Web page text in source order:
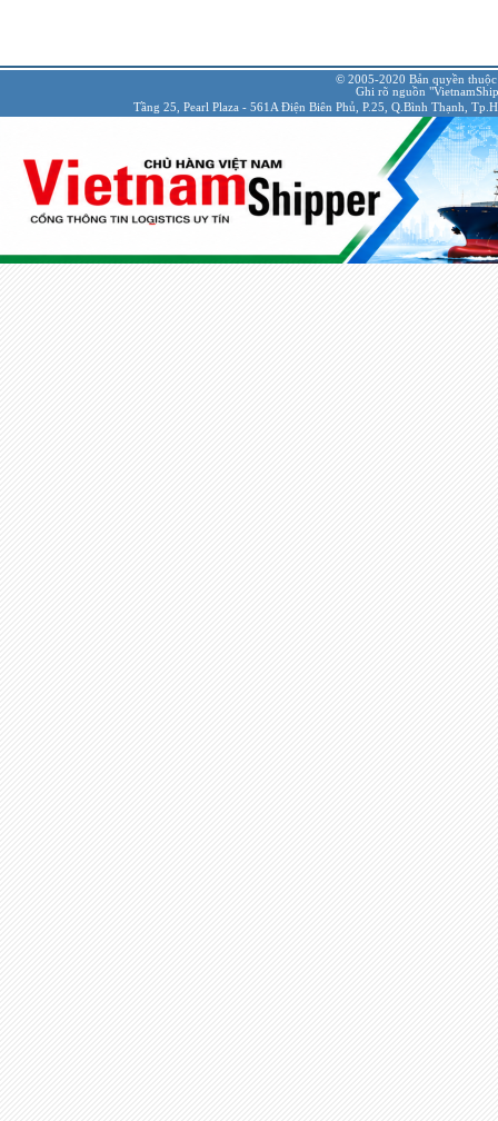
© 2005-2020 Bản quyền
Ghi rõ nguồn
Tầng 25, Pearl Plaza - 561A Điện Biên Phủ, P.25, Q.Bình Thạnh,